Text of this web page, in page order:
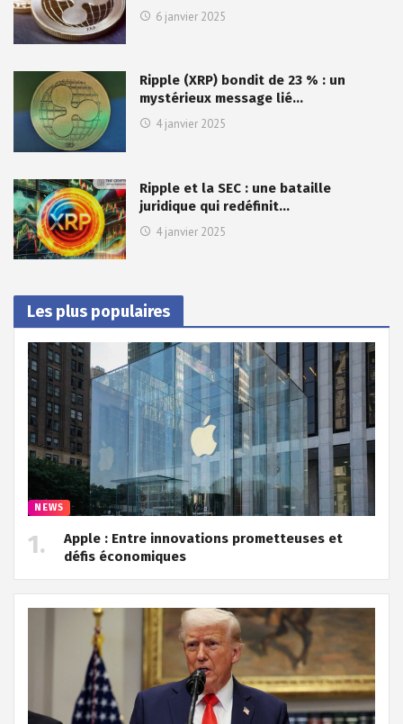
6 janvier 2025
Ripple (XRP) bondit de 23 % : un
mystérieux message lié…
4 janvier 2025
Ripple et la SEC : une bataille
juridique qui redéfinit…
4 janvier 2025
Les plus populaires
NEWS
Apple : Entre innovations prometteuses et
défis économiques